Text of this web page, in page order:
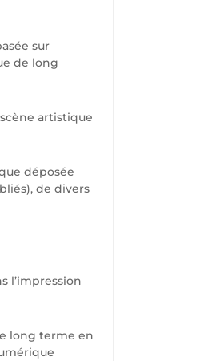
sur
de long
artistique
déposée
de divers
l’impression
long terme en